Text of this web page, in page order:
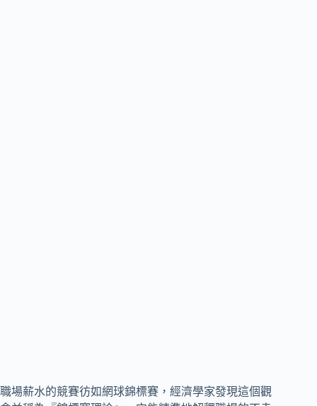
職場薪水的競賽彷如網球錦標賽，經濟學家發現這個觀